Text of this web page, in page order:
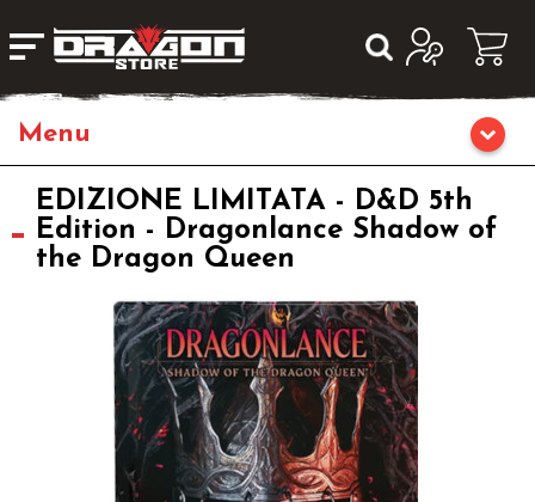
Home
Giochi da Tavolo
Giochi di Carte Collezionabili
EDIZIONE LIMITATA - D&D 5th
Edition - Dragonlance Shadow of
the Dragon Queen